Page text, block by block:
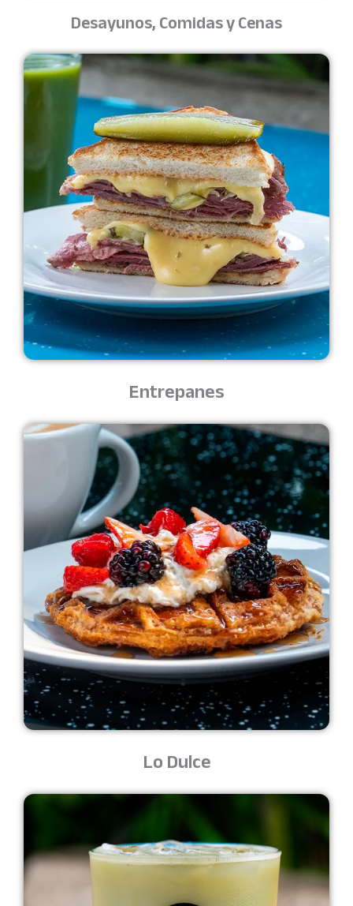
Desayunos, Comidas y Cenas
Entrepanes
Lo Dulce